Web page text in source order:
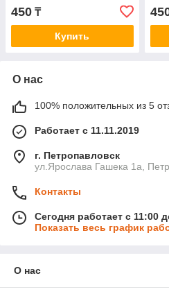
450 ₸
Купить
О нас
100% положительных из 5
Работает с 11.11.2019
г. Петропавловск
ул.Ярослава Гашека 1а,
Контакты
Сегодня работает с 11:00
Показать весь график
О нас